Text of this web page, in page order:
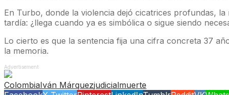
En Turbo, donde la violencia dejó cicatrices profundas,
tardía: ¿llega cuando ya es simbólica o sigue siendo
Lo cierto es que la sentencia fija una cifra concreta 37
la memoria.
Advertisement
ColombiaIván Márquezjudicialmuerte